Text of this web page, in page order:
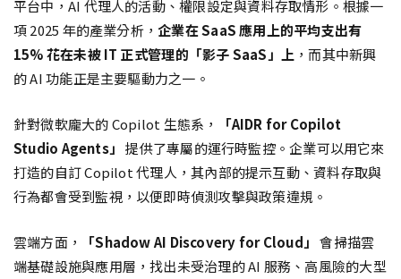
平台中，AI 代理人的活動、權限設定與資料存取情形。根據一
項 2025 年的產業分析， 企業在 SaaS 應用上的平均支出有
15% 花在未被 IT 正式管理的「影子 SaaS」上 ，而其中新興
的 AI 功能正是主要驅動力之一。
針對微軟龐大的 Copilot 生態系，
「AIDR for Copilot
Studio Agents」 提供了專屬的運行時監控。企業可以用它來
打造的自訂 Copilot 代理人，其內部的提示互動、資料存取與
行為都會受到監視，以便即時偵測攻擊與政策違規。
雲端方面， 「Shadow AI Discovery for Cloud」 會掃描雲
端基礎設施與應用層，找出未受治理的 AI 服務、高風險的大型